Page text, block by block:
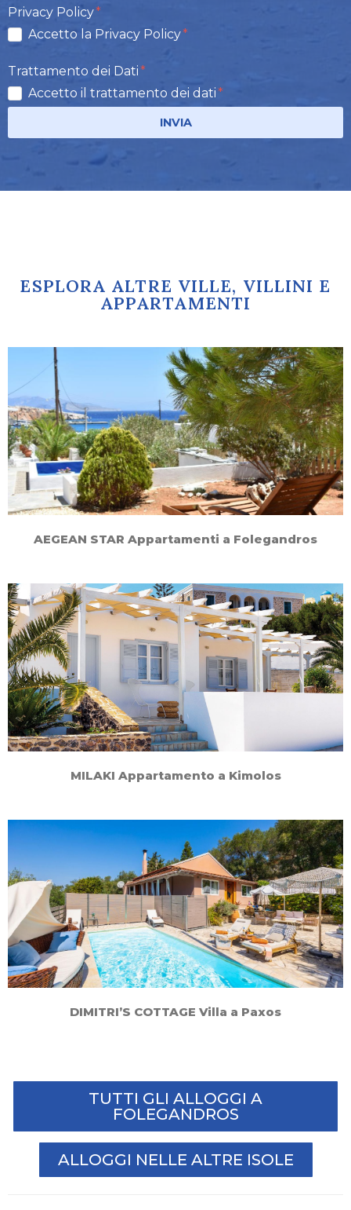
Privacy Policy
Accetto la Privacy Policy
Trattamento dei Dati
Accetto il trattamento dei dati
INVIA
ESPLORA ALTRE VILLE, VILLINI E
APPARTAMENTI
AEGEAN STAR Appartamenti a Folegandros
MILAKI Appartamento a Kimolos
DIMITRI’S COTTAGE Villa a Paxos
TUTTI GLI ALLOGGI A
FOLEGANDROS
ALLOGGI NELLE ALTRE ISOLE